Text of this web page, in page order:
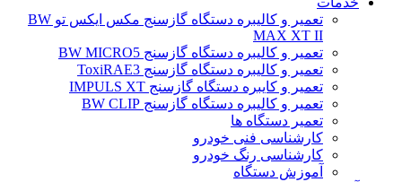
تعمیر و کالیبره دستگاه گازسنج مکس ایکس تو BW
MAX XT II
تعمیر و کالیبره دستگاه گازسنج BW MICRO5
تعمیر و کالیبره دستگاه گازسنج ToxiRAE3
تعمیر و کایبره دستگاه گازسنج IMPULS XT
تعمیر و کالیبره دستگاه گازسنج BW CLIP
تعمیر دستگاه ها
کارشناسی فنی خودرو
کارشناسی رنگ خودرو
آموزش دستگاه